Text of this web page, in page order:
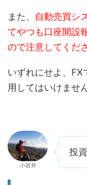
また、 自動売買シ
てやつも口座開設
ので注意してくだ
いずれにせよ、FX
用してはいけませ
小岩井
投